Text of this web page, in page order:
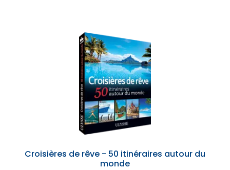
Croisières de rêve - 50 itinéraires autour du
monde